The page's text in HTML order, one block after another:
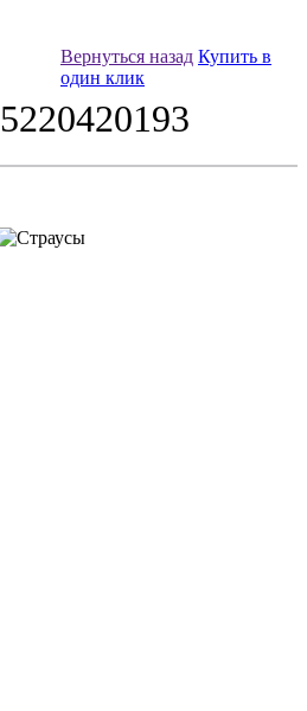
Вернуться назад Купить в
один клик